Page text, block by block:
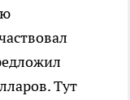
Тут